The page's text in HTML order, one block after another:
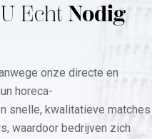
Echt Nodig
onze directe en
horeca-
snelle, kwalitatieve matches
waardoor bedrijven zich